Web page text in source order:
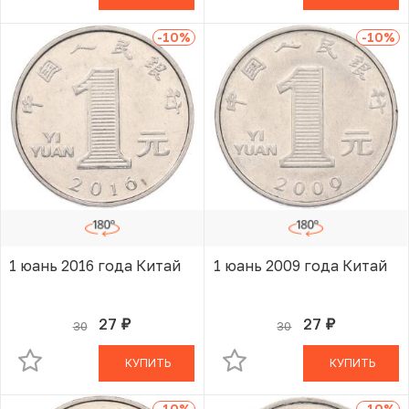
-10%
1 юань 2016 года Китай
30 27 руб.
В КОРЗИНЕ
КУПИТЬ
-10%
1 юань 2009 года Китай
30 27 руб.
В КОРЗИНЕ
КУПИТЬ